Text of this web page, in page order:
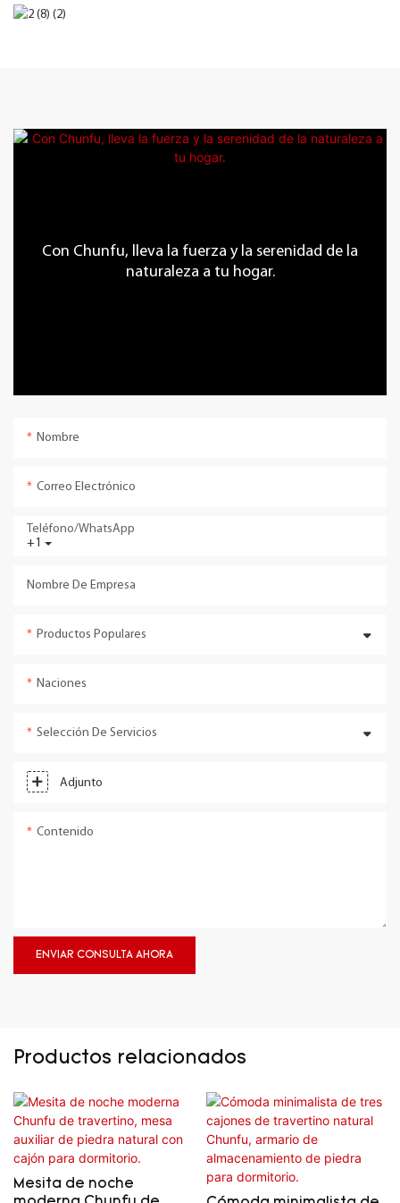
Con Chunfu, lleva la fuerza y ​​la serenidad de la
naturaleza a tu hogar.
Nombre
Correo Electrónico
+1
Teléfono/WhatsApp
Nombre De Empresa
Productos Populares
Naciones
Selección De Servicios
Adjunto
Contenido
ENVIAR CONSULTA AHORA
Productos relacionados
Mesita de noche